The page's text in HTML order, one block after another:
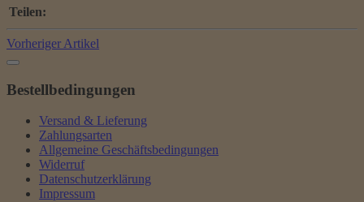
Teilen:
Vorheriger Artikel
Bestellbedingungen
Versand & Lieferung
Zahlungsarten
Allgemeine Geschäftsbedingungen
Widerruf
Datenschutzerklärung
Impressum